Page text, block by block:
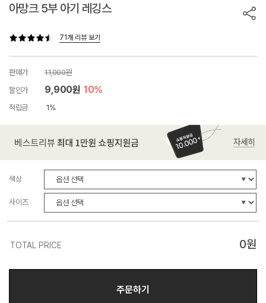
아망크 5부 아기 레깅스
71개 리뷰 보기
판매가
11,000원
할인가
9,900원 10%
적립금 1%
색상
사이즈
TOTAL PRICE 0원
주문하기